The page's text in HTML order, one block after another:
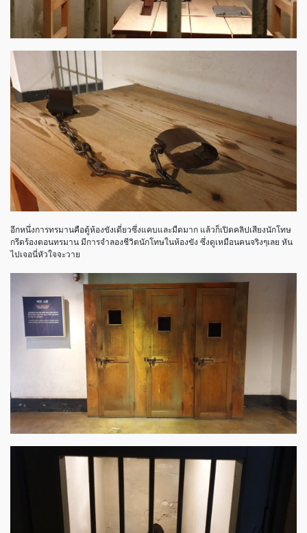
อีกหนึ่งการทรมานคือตู้ห้องขังเดี่ยวซึ่งแคบและมืดมาก แล้วก็เปิดคลิปเสียงนักโทษ
กรีดร้องตอนทรมาน มีการจำลองชีวิตนักโทษในห้องขัง ซึ่งดูเหมือนคนจริงๆเลย หัน
ไปเจอนี่หัวใจจะวาย